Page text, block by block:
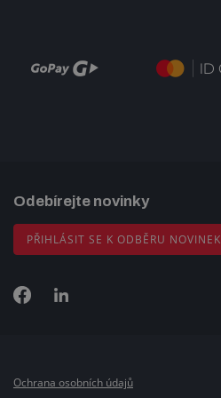
Odebírejte novinky
PŘIHLÁSIT SE K ODBĚRU NOVINEK
Ochrana osobních údajů